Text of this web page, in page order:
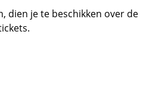
dien je te beschikken over de